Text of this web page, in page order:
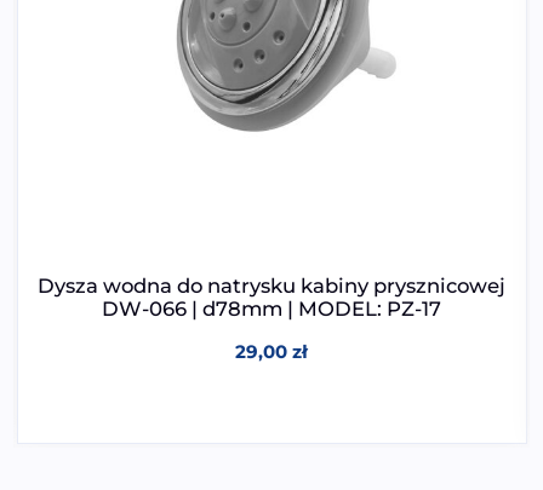
Dysza wodna do natrysku kabiny prysznicowej
DW-066 | d78mm | MODEL: PZ-17
29,00zł